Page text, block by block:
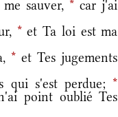
sauver, *car j'ai
*et Ta loi est ma
* et Tes jugements
s'est perdue; *
point oublié Tes